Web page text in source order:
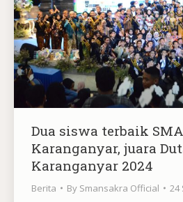
Dua siswa terbaik
Karanganyar, juara
Karanganyar 2024
Berita By Smansakra Official 24